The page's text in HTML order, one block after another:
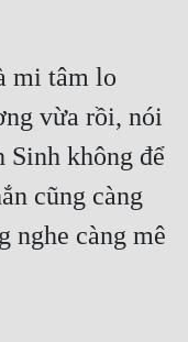
vừa rồi, nói
Sinh không để
cũng càng
nghe càng mê